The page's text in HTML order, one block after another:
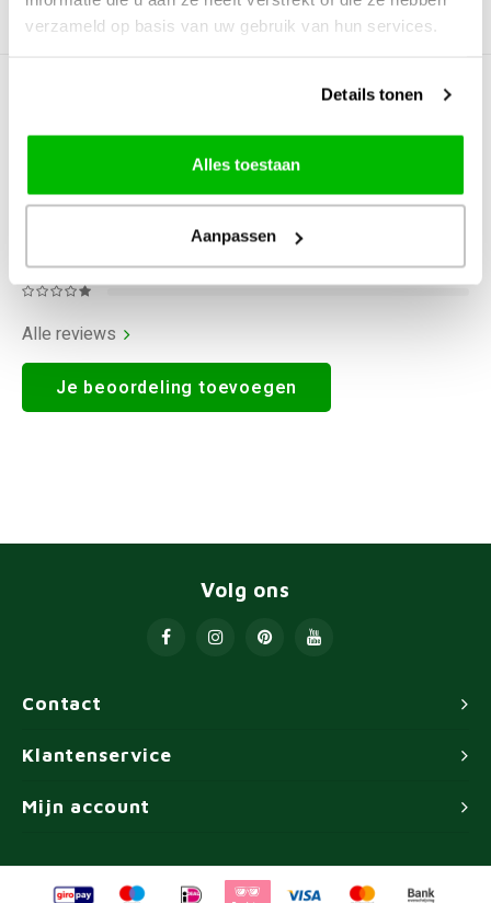
verzameld op basis van uw gebruik van hun services.
Details tonen
Alles toestaan
Aanpassen
Gerelateerde producten
Alle reviews
Je beoordeling toevoegen
Contact
Volg ons
Klantenservice
Mijn account